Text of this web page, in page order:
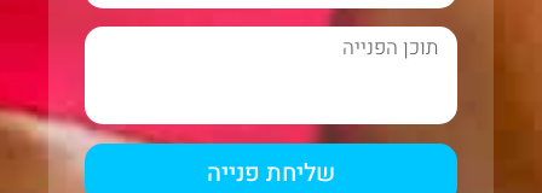
שליחת פנייה